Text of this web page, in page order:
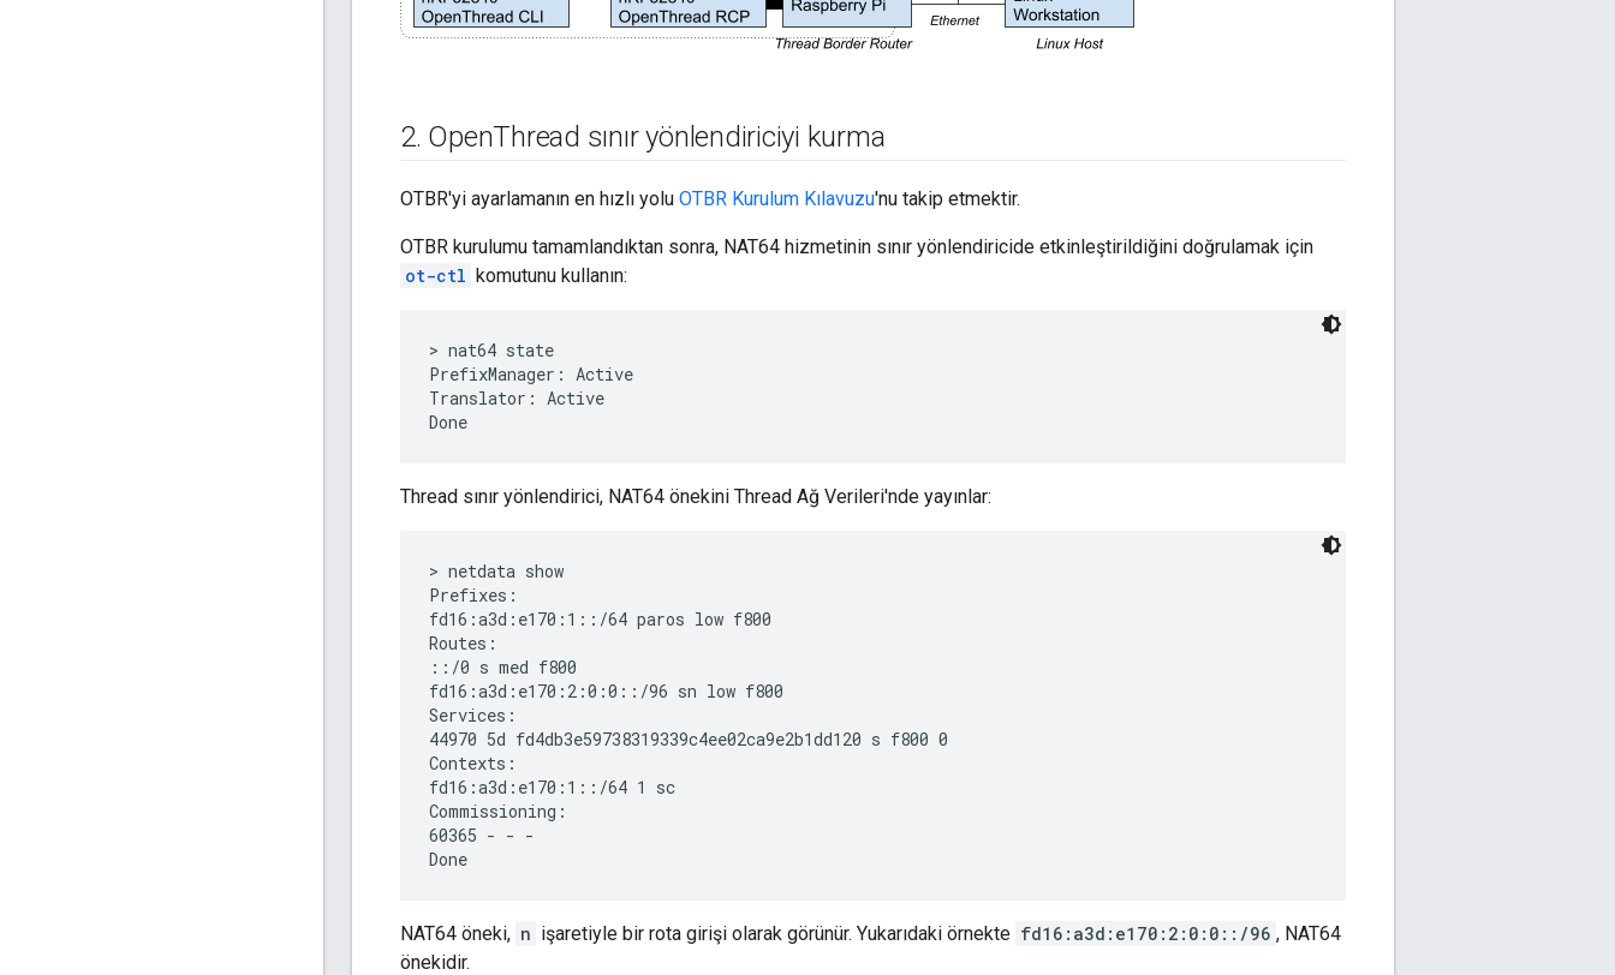
2. OpenThread sınır yönlendiriciyi kurma
OTBR'yi ayarlamanın en hızlı yolu OTBR Kurulum Kılavuzu'nu takip etmektir.
OTBR kurulumu tamamlandıktan sonra, NAT64 hizmetinin sınır yönlendiricide etkinleştirildiğini doğrulamak için
ot-ctl komutunu kullanın:
> nat64 state
PrefixManager: Active
Translator: Active
Thread sınır yönlendirici, NAT64 önekini Thread Ağ Verileri'nde yayınlar:
> netdata show
Prefixes:
fd16:a3d:e170:1::/64 paros low f800
Routes:
::/0 s med f800
fd16:a3d:e170:2:0:0::/96 sn low f800
Services:
44970 5d fd4db3e59738319339c4ee02ca9e2b1dd120 s f800 0
Contexts:
fd16:a3d:e170:1::/64 1 sc
Commissioning:
60365 - - -
NAT64 öneki, n işaretiyle bir rota girişi olarak görünür. Yukarıdaki örnekte fd16:a3d:e170:2:0:0::/96 , NAT64
önekidir.